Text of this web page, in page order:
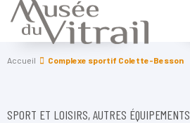
Accueil Complexe sportif Colette-Besson
SPORT ET LOISIRS, AUTRES ÉQUIPEMENTS